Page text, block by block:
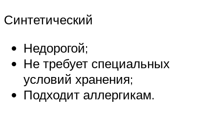
Синтетический
Недорогой;
Не требует специальных
условий хранения;
Подходит аллергикам.